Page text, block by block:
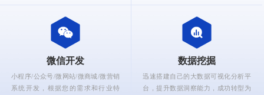
微信开发
小程序/公众号/微网站/微商城/微营销
系统开发，根据您的需求和行业特
数据挖掘
迅速搭建自己的大数据可视化分析平
台，提升数据洞察能力，成功转型为